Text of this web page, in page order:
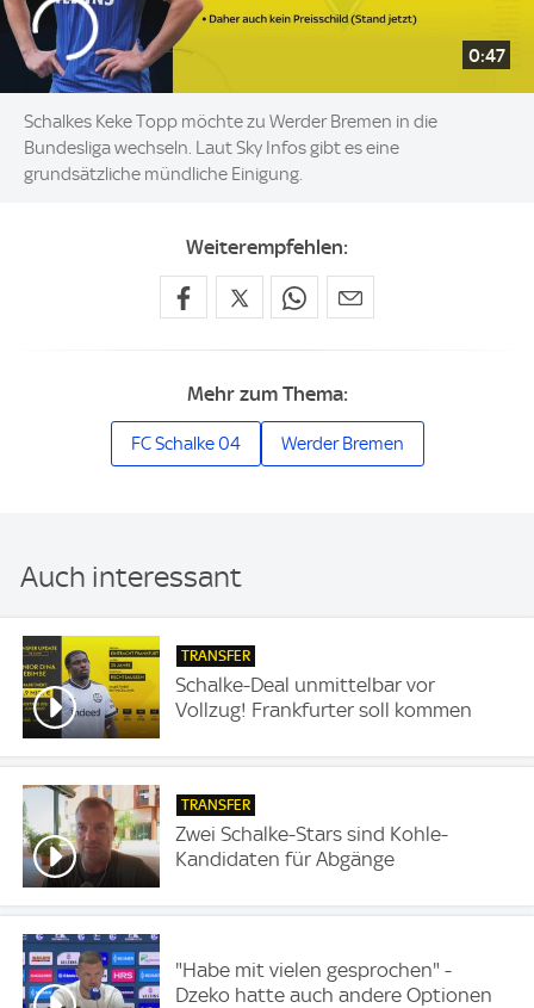
0:47
Schalkes Keke Topp möchte zu Werder Bremen in die
Bundesliga wechseln. Laut Sky Infos gibt es eine
grundsätzliche mündliche Einigung.
Weiterempfehlen:
Mehr zum Thema:
FC Schalke 04 Werder Bremen
Auch interessant
TRANSFER
Schalke-Deal unmittelbar vor
Vollzug! Frankfurter soll kommen
TRANSFER
Zwei Schalke-Stars sind Kohle-
Kandidaten für Abgänge
"Habe mit vielen gesprochen" -
Dzeko hatte auch andere Optionen